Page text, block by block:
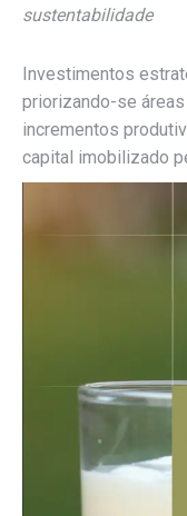
sustentabilidade
Investimentos
priorizando-se
incrementos
capital imobilizado